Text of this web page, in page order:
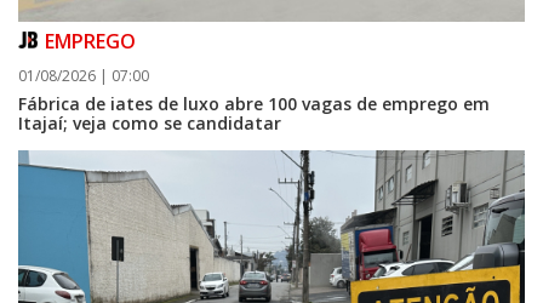
EMPREGO
01/08/2026 | 07:00
Fábrica de iates de luxo abre 100 vagas de emprego em
Itajaí; veja como se candidatar